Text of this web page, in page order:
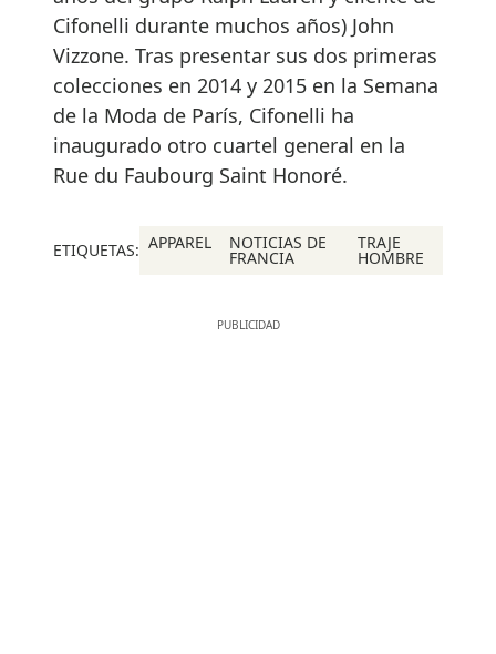
Cifonelli durante muchos años) John
Vizzone. Tras presentar sus dos primeras
colecciones en 2014 y 2015 en la Semana
de la Moda de París, Cifonelli ha
inaugurado otro cuartel general en la
Rue du Faubourg Saint Honoré.
ETIQUETAS: APPAREL NOTICIAS DE
FRANCIA
TRAJE
HOMBRE